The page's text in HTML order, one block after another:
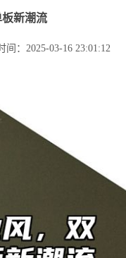
新潮流
间：2025-03-16 23:01:12